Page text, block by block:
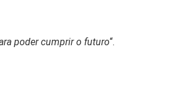
poder cumprir o futuro“.